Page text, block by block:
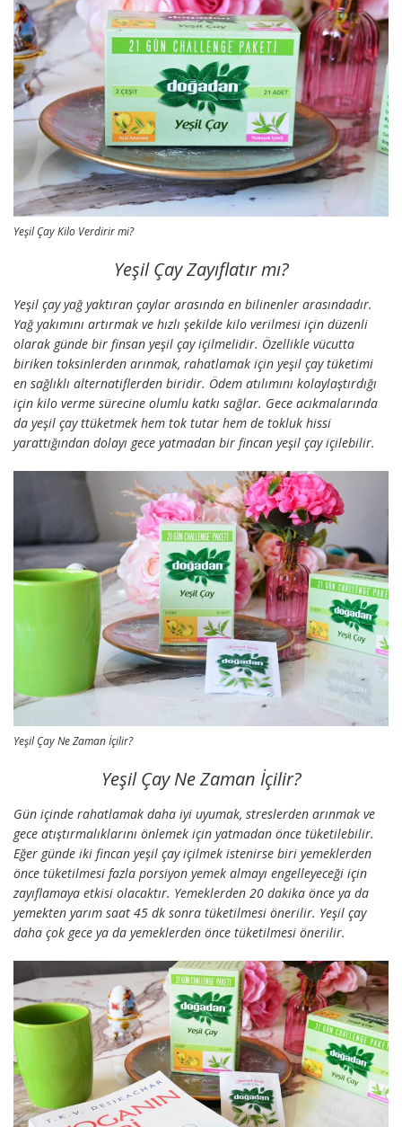
Yeşil Çay Kilo Verdirir mi?
Yeşil Çay Zayıflatır mı?
Yeşil çay yağ yaktıran çaylar arasında en bilinenler arasındadır.
Yağ yakımını artırmak ve hızlı şekilde kilo verilmesi için düzenli
olarak günde bir finsan yeşil çay içilmelidir. Özellikle vücutta
biriken toksinlerden arınmak, rahatlamak için yeşil çay tüketimi
en sağlıklı alternatiflerden biridir. Ödem atılımını kolaylaştırdığı
için kilo verme sürecine olumlu katkı sağlar. Gece acıkmalarında
da yeşil çay ttüketmek hem tok tutar hem de tokluk hissi
yarattığından dolayı gece yatmadan bir fincan yeşil çay içilebilir.
Yeşil Çay Ne Zaman İçilir?
Yeşil Çay Ne Zaman İçilir?
Gün içinde rahatlamak daha iyi uyumak, streslerden arınmak ve
gece atıştırmalıklarını önlemek için yatmadan önce tüketilebilir.
Eğer günde iki fincan yeşil çay içilmek istenirse biri yemeklerden
önce tüketilmesi fazla porsiyon yemek almayı engelleyeceği için
zayıflamaya etkisi olacaktır. Yemeklerden 20 dakika önce ya da
yemekten yarım saat 45 dk sonra tüketilmesi önerilir. Yeşil çay
daha çok gece ya da yemeklerden önce tüketilmesi önerilir.